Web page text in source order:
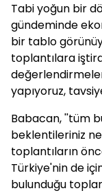
Tabi yoğun bir
gündeminde
bir tablo
toplantılara
değerlendirmeler
yapıyoruz,
Babacan, ''tüm
beklentileriniz
toplantıların
Türkiye'nin de
bulunduğu